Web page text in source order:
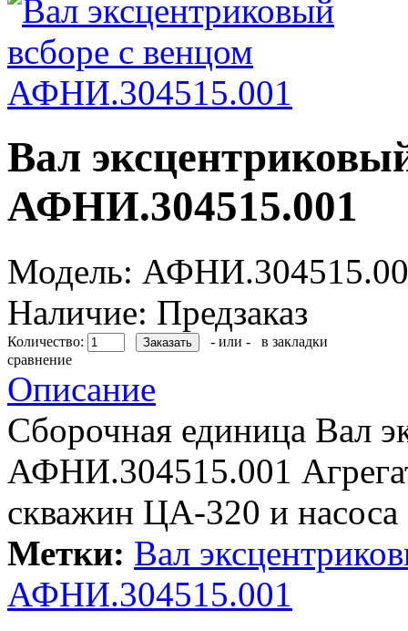
Вал
АФНИ.304515.001
Модель:
Наличие: Предзаказ
Количество: - или -
в закладки
сравнение
Описание
Сборочная единица Вал
АФНИ.304515.001
скважин ЦА-320 и
Метки: Вал
АФНИ.304515.001